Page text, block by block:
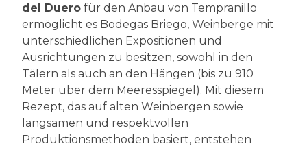
del Duero für den Anbau von Tempranillo
ermöglicht es Bodegas Briego, Weinberge mit
unterschiedlichen Expositionen und
Ausrichtungen zu besitzen, sowohl in den
Tälern als auch an den Hängen (bis zu 910
Meter über dem Meeresspiegel). Mit diesem
Rezept, das auf alten Weinbergen sowie
langsamen und respektvollen
Produktionsmethoden basiert, entstehen